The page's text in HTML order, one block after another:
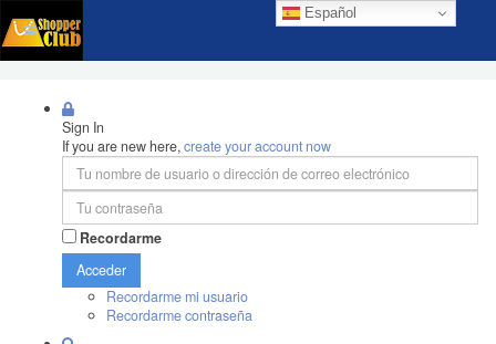
Español
Sign In
If you are new here,create your account now
Recordarme
Acceder
Recordarme mi usuario
Recordarme contraseña